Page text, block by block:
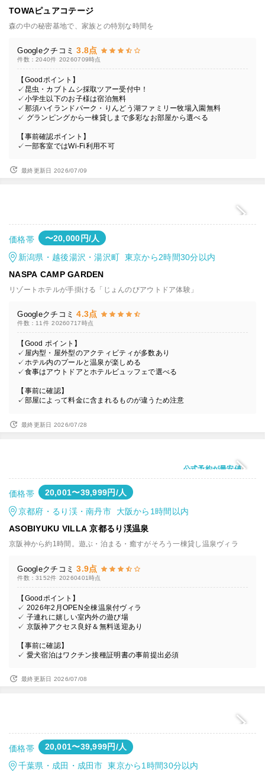
TOWAピュアコテージ
森の中の秘密基地で、家族との特別な時間を
Googleクチコミ 3.8点
件数：2040件 20260709時点
【Goodポイント】
✓昆虫・カブトムシ採取ツアー受付中！
✓小学生以下のお子様は宿泊無料
✓那須ハイランドパーク・りんどう湖ファミリー牧場入園無料
✓ グランピングから一棟貸しまで多彩なお部屋から選べる
【事前確認ポイント】
✓一部客室ではWi-Fi利用不可
最終更新日 2026/07/09
価格帯 〜20,000円/人
新潟県・越後湯沢・湯沢町 東京から2時間30分以内
NASPA CAMP GARDEN
リゾートホテルが手掛ける「じょんのびアウトドア体験」
Googleクチコミ 4.3点
件数：11件 20260717時点
【Good ポイント】
✓屋内型・屋外型のアクティビティが多数あり
✓ホテル内のプールと温泉が楽しめる
✓食事はアウトドアとホテルビュッフェで選べる
【事前に確認】
✓部屋によって料金に含まれるものが違うため注意
最終更新日 2026/07/28
公式予約が最安値
価格帯 20,001〜39,999円/人
京都府・るり渓・南丹市 大阪から1時間以内
ASOBIYUKU VILLA 京都るり渓温泉
京阪神から約1時間。遊ぶ・泊まる・癒すがそろう一棟貸し温泉ヴィラ
Googleクチコミ 3.9点
件数：3152件 20260401時点
【Goodポイント】
✓ 2026年2月OPEN全棟温泉付ヴィラ
✓ 子連れに嬉しい室内外の遊び場
✓ 京阪神アクセス良好＆無料送迎あり
【事前に確認】
✓ 愛犬宿泊はワクチン接種証明書の事前提出必須
最終更新日 2026/07/08
価格帯 20,001〜39,999円/人
千葉県・成田・成田市 東京から1時間30分以内